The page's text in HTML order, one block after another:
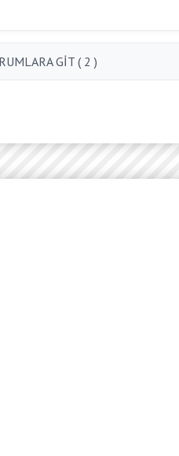
GİT ( 2 )